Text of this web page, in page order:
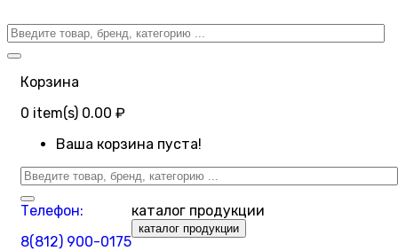
Корзина
0 item(s) 0.00 ₽
Ваша корзина пуста!
Телефон:
8(812) 900-0175
каталог продукции
каталог продукции